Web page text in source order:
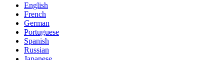
English
French
German
Portuguese
Spanish
Russian